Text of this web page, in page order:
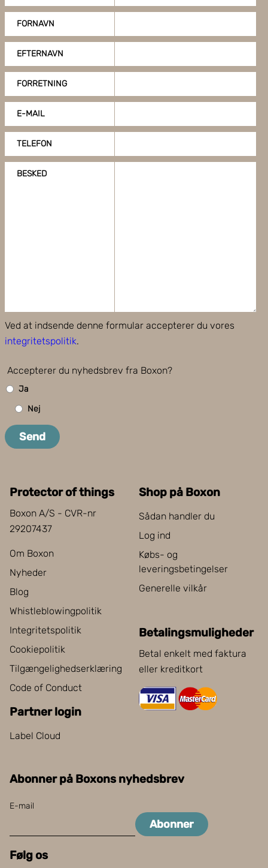
FORNAVN
EFTERNAVN
FORRETNING
E-MAIL
TELEFON
BESKED
Ved at indsende denne formular accepterer du vores
integritetspolitik.
Accepterer du nyhedsbrev fra Boxon?
Ja
Nej
Send
Protector of things
Boxon A/S - CVR-nr
29207437
Om Boxon
Nyheder
Blog
Whistleblowingpolitik
Integritetspolitik
Cookiepolitik
Tilgængelighedserklæring
Code of Conduct
Partner login
Label Cloud
Shop på Boxon
Sådan handler du
Log ind
Købs- og
leveringsbetingelser
Generelle vilkår
Betalingsmuligheder
Betal enkelt med faktura
eller kreditkort
Abonner på Boxons nyhedsbrev
E-mail
Abonner
Følg os